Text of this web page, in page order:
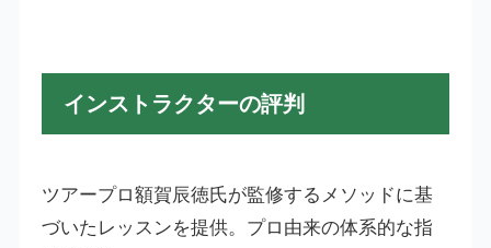
インストラクターの評判
ツアープロ額賀辰徳氏が監修するメソッドに基
づいたレッスンを提供。プロ由来の体系的な指